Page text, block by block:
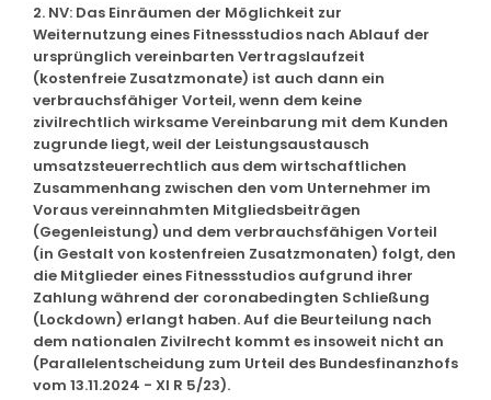
2. NV: Das Einräumen der Möglichkeit zur
Weiternutzung eines Fitnessstudios nach Ablauf der
ursprünglich vereinbarten Vertragslaufzeit
(kostenfreie Zusatzmonate) ist auch dann ein
verbrauchsfähiger Vorteil, wenn dem keine
zivilrechtlich wirksame Vereinbarung mit dem Kunden
zugrunde liegt, weil der Leistungsaustausch
umsatzsteuerrechtlich aus dem wirtschaftlichen
Zusammenhang zwischen den vom Unternehmer im
Voraus vereinnahmten Mitgliedsbeiträgen
(Gegenleistung) und dem verbrauchsfähigen Vorteil
(in Gestalt von kostenfreien Zusatzmonaten) folgt, den
die Mitglieder eines Fitnessstudios aufgrund ihrer
Zahlung während der coronabedingten Schließung
(Lockdown) erlangt haben. Auf die Beurteilung nach
dem nationalen Zivilrecht kommt es insoweit nicht an
(Parallelentscheidung zum Urteil des Bundesfinanzhofs
vom 13.11.2024 - XI R 5/23).